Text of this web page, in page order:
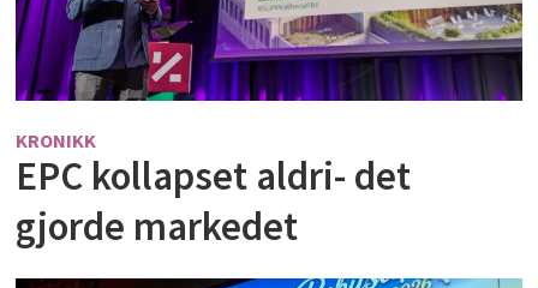
KRONIKK
EPC kollapset aldri- det
gjorde markedet